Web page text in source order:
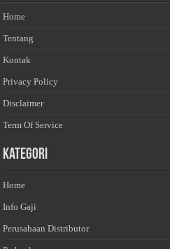
Home
Tentang
Kontak
Privacy Policy
Disclaimer
Term Of Service
Kategori
Home
Info Gaji
Perusahaan Distributor